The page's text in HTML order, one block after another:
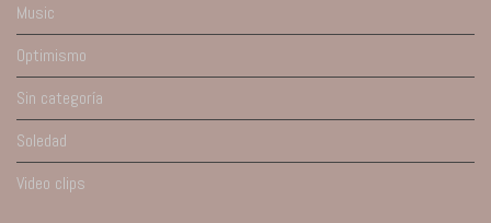
Music
Optimismo
Sin categoría
Soledad
Video clips